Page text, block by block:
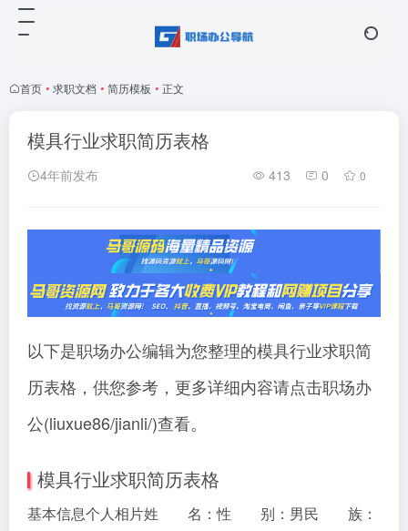
首页 • 求职文档 • 简历模板 • 正文
模具行业求职简历表格
4年前发布 413 0 0
以下是职场办公编辑为您整理的模具行业求职简
历表格，供您参考，更多详细内容请点击职场办
公(liuxue86/jianli/)查看。
模具行业求职简历表格
基本信息个人相片姓 名：性 别：男民 族：